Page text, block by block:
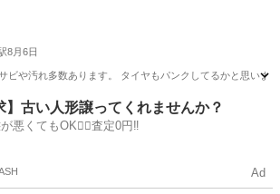
8月6日
ビや汚れ多数あります。 タイヤもパンクしてるかと思いま
駅 折りたたみ自転車
】古い人形譲ってくれませんか？
悪くてもOK🙆‍♀️査定0円‼️
Ad